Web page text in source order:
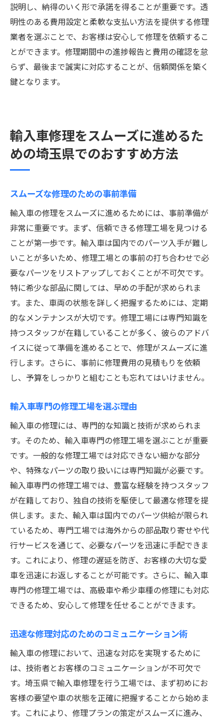
説明し、納得のいく形で承諾を得ることが重要です。透
明性のある費用設定と柔軟な支払い方法を提供する修理
業者を選ぶことで、お客様は安心して修理を依頼するこ
とができます。修理期間中の進捗報告と費用の確認を怠
らず、最後まで誠実に対応することが、信頼関係を築く
鍵となります。
輸入車修理をスムーズに進めるた
めの埼玉県でのおすすめ方法
スムーズな修理のための事前準備
輸入車の修理をスムーズに進めるためには、事前準備が
非常に重要です。まず、信頼できる修理工場を見つける
ことが第一歩です。輸入車は国内でのパーツ入手が難し
いことが多いため、修理工場との事前の打ち合わせで必
要なパーツをリストアップしておくことが不可欠です。
特に希少な部品に関しては、早めの手配が求められま
す。また、車両の状態を詳しく把握するためには、定期
的なメンテナンスが大切です。修理工場には専門知識を
持つスタッフが在籍していることが多く、彼らのアドバ
イスに従って準備を進めることで、修理がスムーズに進
行します。さらに、事前に修理費用の見積もりを依頼
し、予算をしっかりと組むことも忘れてはいけません。
輸入車専門の修理工場を選ぶ理由
輸入車の修理には、専門的な知識と技術が求められま
す。そのため、輸入車専門の修理工場を選ぶことが重要
です。一般的な修理工場では対応できない細かな部分
や、特殊なパーツの取り扱いには専門知識が必要です。
輸入車専門の修理工場では、豊富な経験を持つスタッフ
が在籍しており、独自の技術を駆使して最適な修理を提
供します。また、輸入車は国内でのパーツ供給が限られ
ているため、専門工場では海外からの部品取り寄せや代
行サービスを通じて、必要なパーツを迅速に手配できま
す。これにより、修理の遅延を防ぎ、お客様の大切な愛
車を迅速にお返しすることが可能です。さらに、輸入車
専門の修理工場では、高級車や希少車種の修理にも対応
できるため、安心して修理を任せることができます。
迅速な修理対応のためのコミュニケーション術
輸入車の修理において、迅速な対応を実現するために
は、技術者とお客様のコミュニケーションが不可欠で
す。埼玉県で輸入車修理を行う工場では、まず初めにお
客様の要望や車の状態を正確に把握することから始めま
す。これにより、修理プランの策定がスムーズに進み、